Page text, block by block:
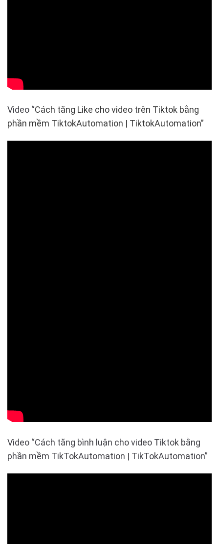
Video “Cách tăng Like cho video trên Tiktok bằng
phần mềm TiktokAutomation | TiktokAutomation”
Video “Cách tăng bình luận cho video Tiktok bằng
phần mềm TikTokAutomation | TikTokAutomation”